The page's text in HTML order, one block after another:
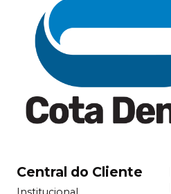
Central do Cliente